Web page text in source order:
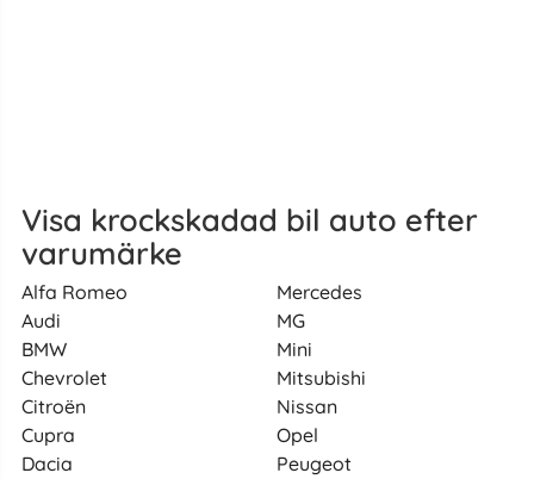
Visa krockskadad bil auto efter
varumärke
Alfa Romeo
Audi
BMW
Chevrolet
Citroën
Cupra
Dacia
Mercedes
MG
Mini
Mitsubishi
Nissan
Opel
Peugeot